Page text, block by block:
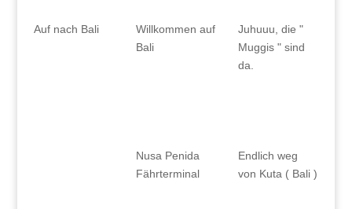
Auf nach Bali
Willkommen auf
Bali
Juhuuu, die "
Muggis " sind
da.
Nusa Penida
Fährterminal
Endlich weg
von Kuta ( Bali )